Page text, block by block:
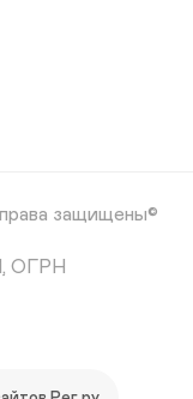
защищены©
ОГРН